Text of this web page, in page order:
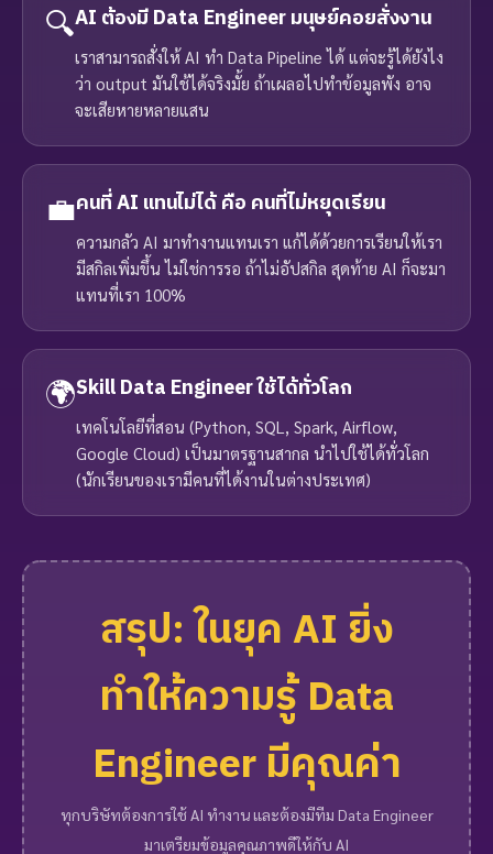
🔍AI ต้องมี Data Engineer มนุษย์คอยสั่งงาน
เราสามารถสั่งให้ AI ทำ Data Pipeline ได้ แต่จะรู้ได้ยังไง
ว่า output มันใช้ได้จริงมั้ย ถ้าเผลอไปทำข้อมูลพัง อาจ
จะเสียหายหลายแสน
💼คนที่ AI แทนไม่ได้ คือ คนที่ไม่หยุดเรียน
ความกลัว AI มาทำงานแทนเรา แก้ได้ด้วยการเรียนให้เรา
มีสกิลเพิ่มขึ้น ไม่ใช่การรอ ถ้าไม่อัปสกิล สุดท้าย AI ก็จะมา
แทนที่เรา 100%
🌍Skill Data Engineer ใช้ได้ทั่วโลก
เทคโนโลยีที่สอน (Python, SQL, Spark, Airflow,
Google Cloud) เป็นมาตรฐานสากล นำไปใช้ได้ทั่วโลก
(นักเรียนของเรามีคนที่ได้งานในต่างประเทศ)
สรุป: ในยุค AI ยิ่ง
ทำให้ความรู้ Data
Engineer มีคุณค่า
ทุกบริษัทต้องการใช้ AI ทำงาน และต้องมีทีม Data Engineer
มาเตรียมข้อมูลคุณภาพดีให้กับ AI